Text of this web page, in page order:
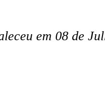
em 08 de